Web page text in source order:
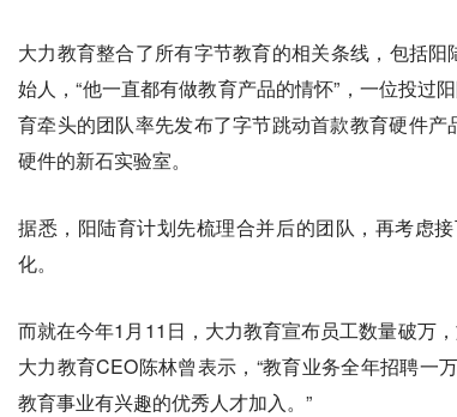
大力教育整合了所有字节教育的相关条线，包括
始人，“他一直都有做教育产品的情怀”，一位投过
育牵头的团队率先发布了字节跳动首款教育硬件
硬件的新石实验室。
据悉，阳陆育计划先梳理合并后的团队，再考虑
化。
而就在今年1月11日，大力教育宣布员工数量破万
大力教育CEO陈林曾表示，“教育业务全年招聘一
教育事业有兴趣的优秀人才加入。”